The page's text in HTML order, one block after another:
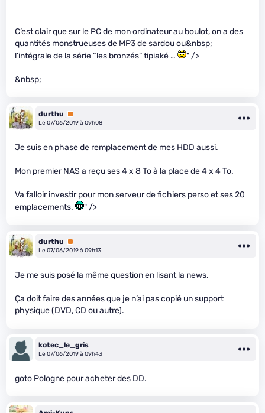
C’est clair que sur le PC de mon ordinateur au boulot, on a des
quantités monstrueuses de MP3 de sardou ou&nbsp;
l’intégrale de la série “les bronzés” tipiaké …
" />
&nbsp;
durthu
Premium
Le 07/06/2019 à 09h08
Je suis en phase de remplacement de mes HDD aussi.
Mon premier NAS a reçu ses 4 x 8 To à la place de 4 x 4 To.
Va falloir investir pour mon serveur de fichiers perso et ses 20
emplacements.
" />
durthu
Premium
Le 07/06/2019 à 09h13
Je me suis posé la même question en lisant la news.
Ça doit faire des années que je n’ai pas copié un support
physique (DVD, CD ou autre).
kotec_le_gris
Le 07/06/2019 à 09h43
goto Pologne pour acheter des DD.